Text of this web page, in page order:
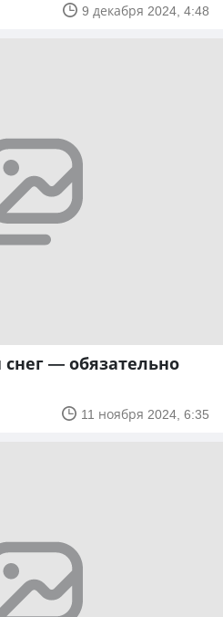
9 декабря 2024, 4:48
— обязательно
11 ноября 2024, 6:35